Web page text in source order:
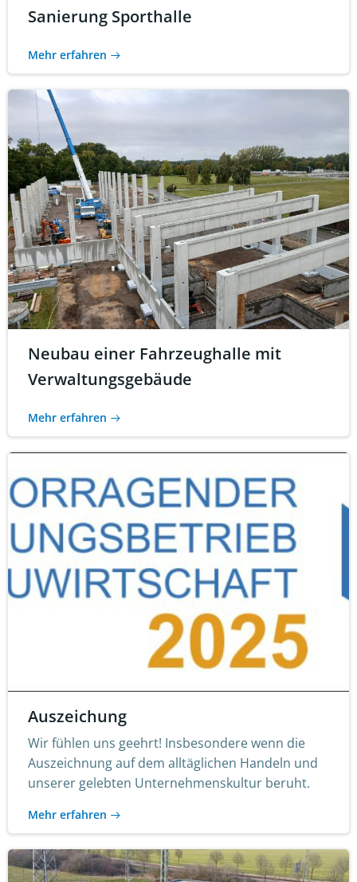
Sanierung Sporthalle
Mehr erfahren
Neubau einer Fahrzeughalle mit
Verwaltungsgebäude
Mehr erfahren
Auszeichung
Wir fühlen uns geehrt! Insbesondere wenn die
Auszeichnung auf dem alltäglichen Handeln und
unserer gelebten Unternehmenskultur beruht.
Mehr erfahren